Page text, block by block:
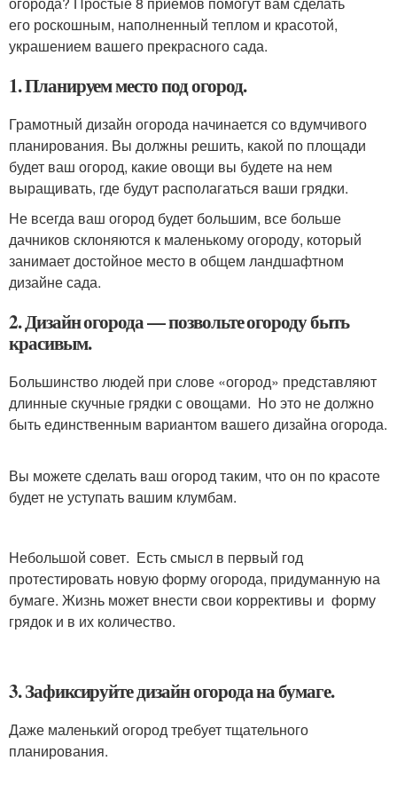
его роскошным, наполненный теплом и красотой,
украшением вашего прекрасного сада.
1. Планируем место под огород.
Грамотный дизайн огорода начинается со вдумчивого
планирования. Вы должны решить, какой по площади
будет ваш огород, какие овощи вы будете на нем
выращивать, где будут располагаться ваши грядки.
Не всегда ваш огород будет большим, все больше
дачников склоняются к маленькому огороду, который
занимает достойное место в общем ландшафтном
дизайне сада.
2. Дизайн огорода — позвольте огороду быть
красивым.
Большинство людей при слове «огород» представляют
длинные скучные грядки с овощами. Но это не должно
быть единственным вариантом вашего дизайна огорода.
Вы можете сделать ваш огород таким, что он по красоте
будет не уступать вашим клумбам.
Небольшой совет. Есть смысл в первый год
протестировать новую форму огорода, придуманную на
бумаге. Жизнь может внести свои коррективы и форму
грядок и в их количество.
3. Зафиксируйте дизайн огорода на бумаге.
Даже маленький огород требует тщательного
планирования.